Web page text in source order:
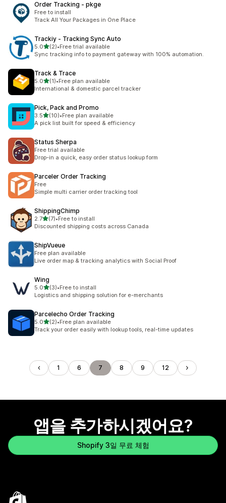
Order Tracking ‑ pkge
Free to install
Track All Your Packages in One Place
Trackiy ‑ Tracking Sync Auto
5.0별 5개 중
(2)
총 리뷰 2개
•Free trial available
Sync tracking info to payment gateway with 100% automation.
Track & Trace
5.0별 5개 중
(1)
총 리뷰 1개
•Free plan available
International & domestic parcel tracker
Pick, Pack and Promo
3.5별 5개 중
(10)
총 리뷰 10개
•Free plan available
A pick list built for speed & efficiency
Status Sherpa
Free trial available
Drop-in a quick, easy order status lookup form
Parceler Order Tracking
Free
Simple multi carrier order tracking tool
ShippingChimp
2.7별 5개 중
(7)
총 리뷰 7개
•Free to install
Discounted shipping costs across Canada
ShipVueue
Free plan available
Live order map & tracking analytics with Social Proof
Wing
5.0별 5개 중
(3)
총 리뷰 3개
•Free to install
Logistics and shipping solution for e-merchants
Parcelecho Order Tracking
5.0별 5개 중
(2)
총 리뷰 2개
•Free plan available
Track your order easily with lookup tools, real-time updates
1 6 7 8 9 12
앱을 추가하시겠어요?
Shopify 3일 무료 체험